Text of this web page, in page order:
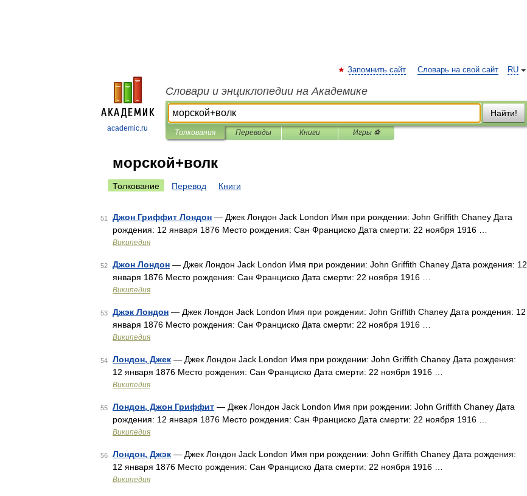
academic.ru
RU
Запомнить сайт Словарь на свой сайт
Словари и энциклопедии на Академике
Найти!
Толкования Переводы Книги Игры ⚽
морской+волк
Толкование Перевод Книги
51 Джон Гриффит Лондон — Джек Лондон Jack London Имя при рождении: John Griffith Chaney Дата
рождения: 12 января 1876 Место рождения: Сан Франциско Дата смерти: 22 ноября 1916 …
Википедия
52 Джон Лондон — Джек Лондон Jack London Имя при рождении: John Griffith Chaney Дата рождения: 12
января 1876 Место рождения: Сан Франциско Дата смерти: 22 ноября 1916 …
Википедия
53 Джэк Лондон — Джек Лондон Jack London Имя при рождении: John Griffith Chaney Дата рождения: 12
января 1876 Место рождения: Сан Франциско Дата смерти: 22 ноября 1916 …
Википедия
54 Лондон, Джек — Джек Лондон Jack London Имя при рождении: John Griffith Chaney Дата рождения:
12 января 1876 Место рождения: Сан Франциско Дата смерти: 22 ноября 1916 …
Википедия
55 Лондон, Джон Гриффит — Джек Лондон Jack London Имя при рождении: John Griffith Chaney Дата
рождения: 12 января 1876 Место рождения: Сан Франциско Дата смерти: 22 ноября 1916 …
Википедия
56 Лондон, Джэк — Джек Лондон Jack London Имя при рождении: John Griffith Chaney Дата рождения:
12 января 1876 Место рождения: Сан Франциско Дата смерти: 22 ноября 1916 …
Википедия